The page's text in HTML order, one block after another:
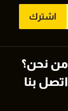
اشترك
من نحن؟
اتصل بنا